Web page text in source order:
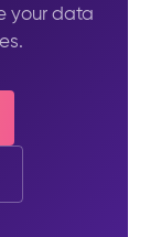
your data